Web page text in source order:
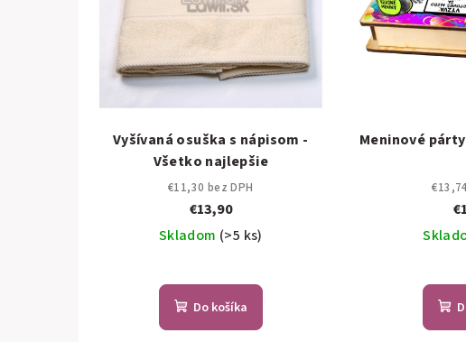
Vyšívaná osuška s nápisom -
Všetko najlepšie
€11,30 bez DPH
€13,90
Skladom (>5 ks)
Do košíka
Meninové